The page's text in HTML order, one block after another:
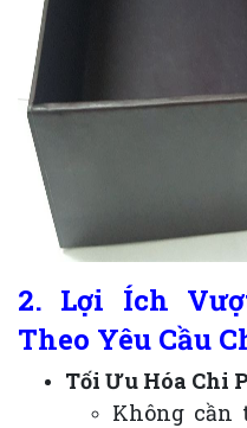
2. Lợi Ích
Theo Yêu Cầu
Tối Ưu Hóa Chi
Không cần